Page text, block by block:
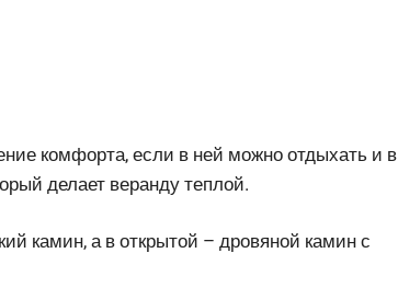
комфорта, если в ней можно отдыхать и в
делает веранду теплой.
камин, а в открытой – дровяной камин с